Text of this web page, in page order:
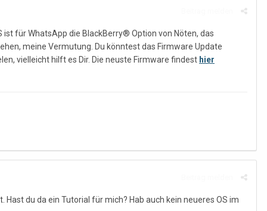
für WhatsApp die BlackBerry® Option von Nöten, das
meine Vermutung. Du könntest das Firmware Update
vielleicht hilft es Dir. Die neuste Firmware findest hier
du da ein Tutorial für mich? Hab auch kein neueres OS im